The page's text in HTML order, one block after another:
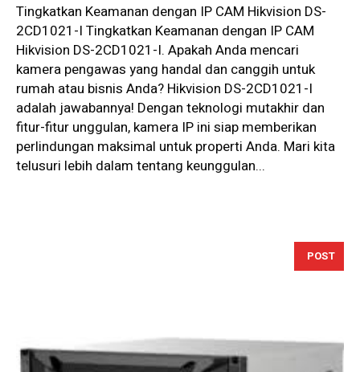
Tingkatkan Keamanan dengan IP CAM Hikvision DS-
2CD1021-I Tingkatkan Keamanan dengan IP CAM
Hikvision DS-2CD1021-I. Apakah Anda mencari
kamera pengawas yang handal dan canggih untuk
rumah atau bisnis Anda? Hikvision DS-2CD1021-I
adalah jawabannya! Dengan teknologi mutakhir dan
fitur-fitur unggulan, kamera IP ini siap memberikan
perlindungan maksimal untuk properti Anda. Mari kita
telusuri lebih dalam tentang keunggulan...
POST